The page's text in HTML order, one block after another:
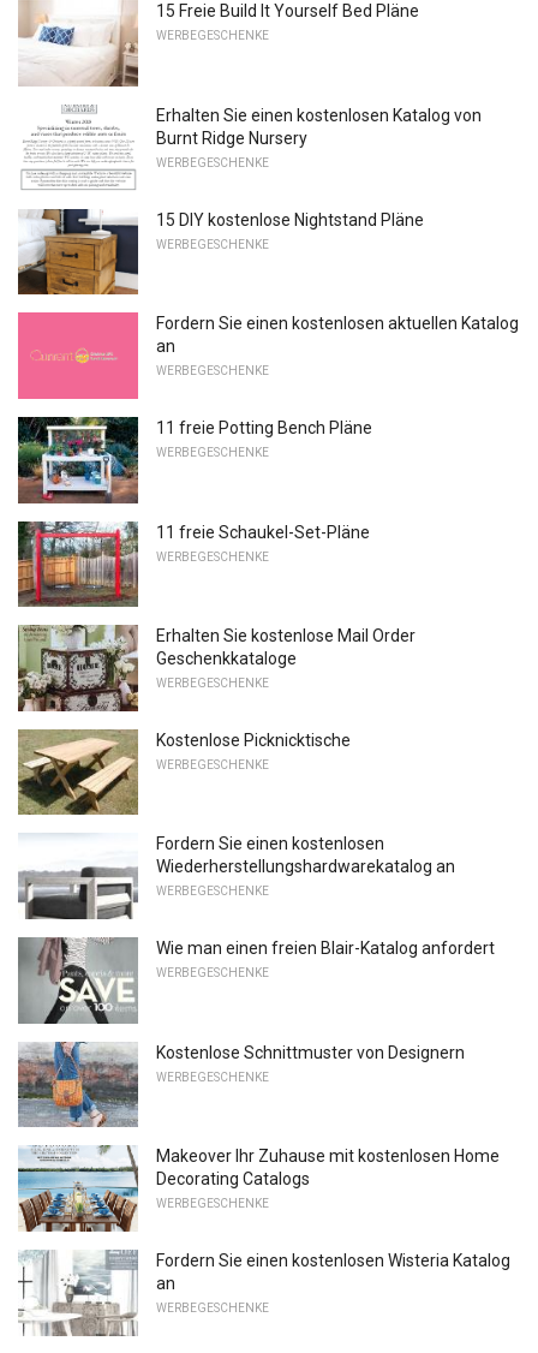
15 Freie Build It Yourself Bed Pläne
WERBEGESCHENKE
Erhalten Sie einen kostenlosen Katalog von
Burnt Ridge Nursery
WERBEGESCHENKE
15 DIY kostenlose Nightstand Pläne
WERBEGESCHENKE
Fordern Sie einen kostenlosen aktuellen Katalog
an
WERBEGESCHENKE
11 freie Potting Bench Pläne
WERBEGESCHENKE
11 freie Schaukel-Set-Pläne
WERBEGESCHENKE
Erhalten Sie kostenlose Mail Order
Geschenkkataloge
WERBEGESCHENKE
Kostenlose Picknicktische
WERBEGESCHENKE
Fordern Sie einen kostenlosen
Wiederherstellungshardwarekatalog an
WERBEGESCHENKE
Wie man einen freien Blair-Katalog anfordert
WERBEGESCHENKE
Kostenlose Schnittmuster von Designern
WERBEGESCHENKE
Makeover Ihr Zuhause mit kostenlosen Home
Decorating Catalogs
WERBEGESCHENKE
Fordern Sie einen kostenlosen Wisteria Katalog
an
WERBEGESCHENKE